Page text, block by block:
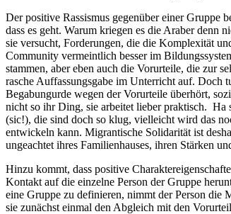
Der positive Rassismus gegenüber einer Gruppe
dass es geht. Warum kriegen es die Araber denn
sie versucht, Forderungen, die die Komplexität
Community vermeintlich besser im
stammen, aber eben auch die Vorurteile, die zur
rasche Auffassungsgabe im Unterricht auf. Doch
Begabungurde wegen der Vorurteile überhört,
nicht so ihr Ding, sie arbeitet lieber praktisch. Ha
(sic!), die sind doch so klug, vielleicht wird das
entwickeln kann. Migrantische Solidarität ist
ungeachtet ihres Familienhauses, ihren Stärken
Hinzu kommt, dass positive
Kontakt auf die einzelne Person der Gruppe
eine Gruppe zu definieren, nimmt der Person die
sie zunächst einmal den Abgleich mit den